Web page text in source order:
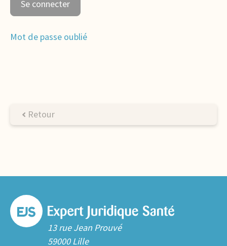
Mot de passe oublié
Retour
13 rue Jean Prouvé
59000 Lille